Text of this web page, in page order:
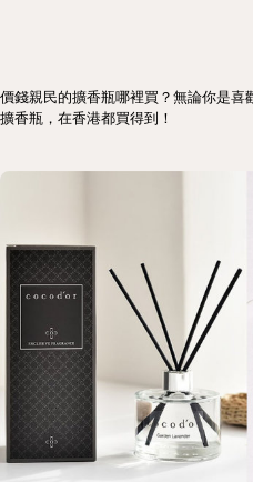
價錢親民的擴香瓶哪裡買？無論你是
擴香瓶，在香港都買得到！